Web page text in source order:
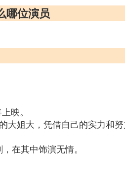
哪位演员
映。
姐大，凭借自己的实力和
在其中饰演无情。